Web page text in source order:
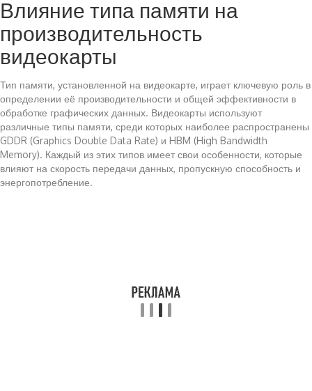
Влияние типа памяти на
производительность
видеокарты
Тип памяти, установленной на видеокарте, играет ключевую роль в
определении её производительности и общей эффективности в
обработке графических данных. Видеокарты используют
различные типы памяти, среди которых наиболее распространены
GDDR (Graphics Double Data Rate) и HBM (High Bandwidth
Memory). Каждый из этих типов имеет свои особенности, которые
влияют на скорость передачи данных, пропускную способность и
энергопотребление.